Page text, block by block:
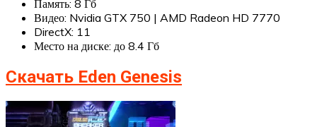
Память: 8 Гб
Видео: Nvidia GTX 750 | AMD Radeon HD 7770
DirectX: 11
Место на диске: до 8.4 Гб
Скачать Eden Genesis